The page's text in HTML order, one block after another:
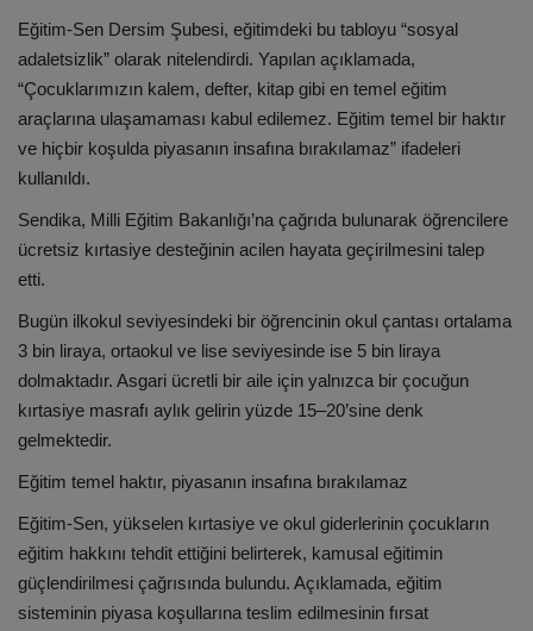
Eğitim-Sen Dersim Şubesi, eğitimdeki bu tabloyu “sosyal
adaletsizlik” olarak nitelendirdi. Yapılan açıklamada,
“Çocuklarımızın kalem, defter, kitap gibi en temel eğitim
araçlarına ulaşamaması kabul edilemez. Eğitim temel bir haktır
ve hiçbir koşulda piyasanın insafına bırakılamaz” ifadeleri
kullanıldı.
Sendika, Milli Eğitim Bakanlığı’na çağrıda bulunarak öğrencilere
ücretsiz kırtasiye desteğinin acilen hayata geçirilmesini talep
etti.
Bugün ilkokul seviyesindeki bir öğrencinin okul çantası ortalama
3 bin liraya, ortaokul ve lise seviyesinde ise 5 bin liraya
dolmaktadır. Asgari ücretli bir aile için yalnızca bir çocuğun
kırtasiye masrafı aylık gelirin yüzde 15–20’sine denk
gelmektedir.
Eğitim temel haktır, piyasanın insafına bırakılamaz
Eğitim-Sen, yükselen kırtasiye ve okul giderlerinin çocukların
eğitim hakkını tehdit ettiğini belirterek, kamusal eğitimin
güçlendirilmesi çağrısında bulundu. Açıklamada, eğitim
sisteminin piyasa koşullarına teslim edilmesinin fırsat